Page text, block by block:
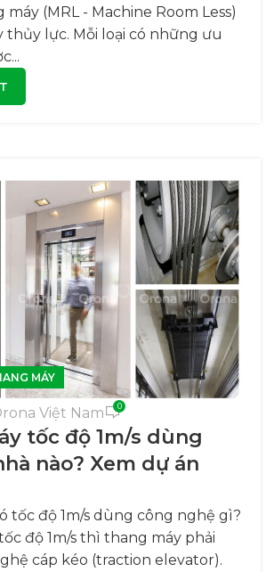
(MRL - Machine Room Less)
thủy lực. Mỗi loại có những ưu
MÁY
Việt Nam 0
tốc độ 1m/s dùng
nào? Xem dự án
tốc độ 1m/s dùng công nghệ gì?
độ 1m/s thì thang máy phải
cáp kéo (traction elevator).